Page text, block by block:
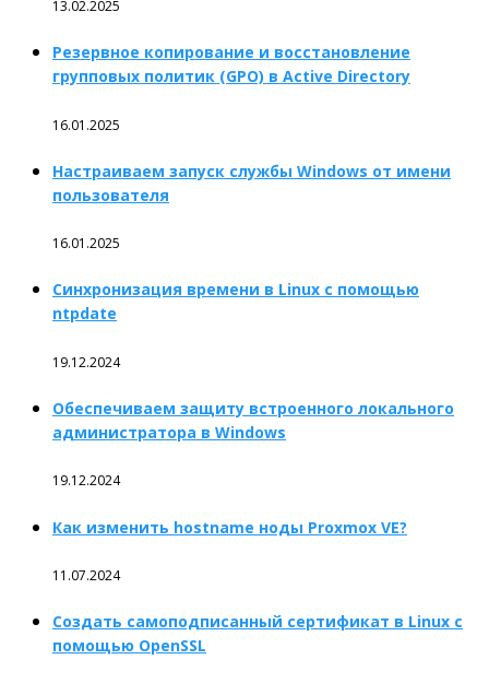
13.02.2025
Резервное копирование и восстановление
групповых политик (GPO) в Active Directory
16.01.2025
Настраиваем запуск службы Windows от имени
пользователя
16.01.2025
Синхронизация времени в Linux с помощью
ntpdate
19.12.2024
Обеспечиваем защиту встроенного локального
администратора в Windows
19.12.2024
Как изменить hostname ноды Proxmox VE?
11.07.2024
Создать самоподписанный сертификат в Linux с
помощью OpenSSL